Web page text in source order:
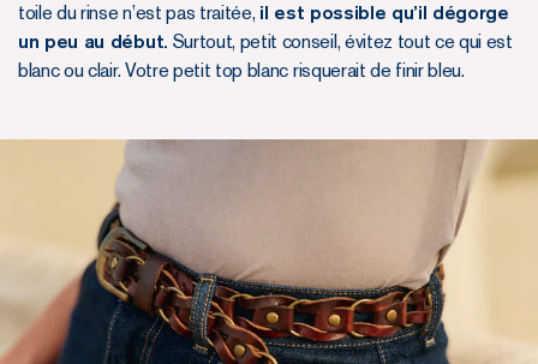
toile du rinse n’est pas traitée, il est possible qu’il dégorge
un peu au début. Surtout, petit conseil, évitez tout ce qui est
blanc ou clair. Votre petit top blanc risquerait de finir bleu.